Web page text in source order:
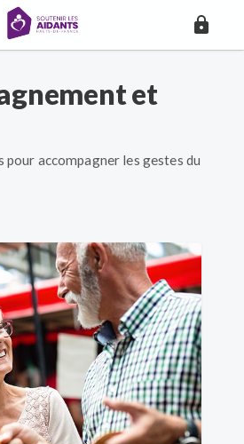
et
pour accompagner les gestes du